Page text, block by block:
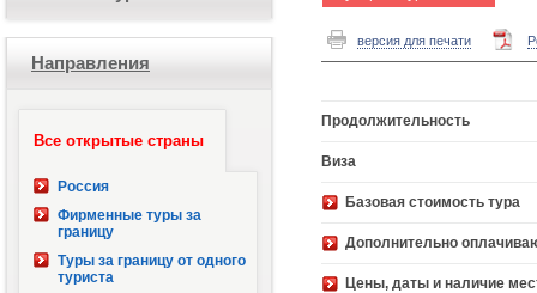
версия для печати
Продолжительность
Виза
Базовая стоимость
Дополнительно
Цены, даты и наличие
Направления
Все открытые страны
Россия
Фирменные туры за
границу
Туры за границу от одного
туриста